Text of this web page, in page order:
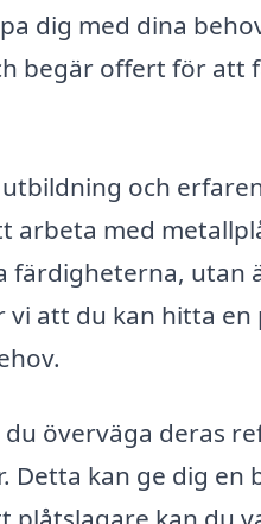
dig med dina
begär offert för att
och
med
färdigheterna, utan
att du kan hitta en
överväga deras
Detta kan ge dig